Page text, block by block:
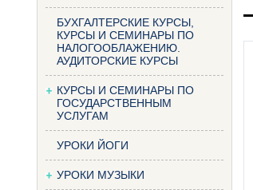
БУХГАЛТЕРСКИЕ КУРСЫ,
КУРСЫ И СЕМИНАРЫ ПО
НАЛОГООБЛАЖЕНИЮ.
АУДИТОРСКИЕ КУРСЫ
КУРСЫ И СЕМИНАРЫ ПО
ГОСУДАРСТВЕННЫМ
УСЛУГАМ
УРОКИ ЙОГИ
УРОКИ МУЗЫКИ